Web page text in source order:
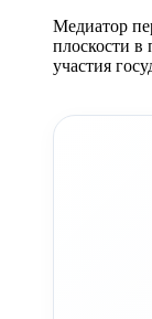
Медиатор
плоскости в
участия